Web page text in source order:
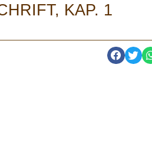
KAP. 1